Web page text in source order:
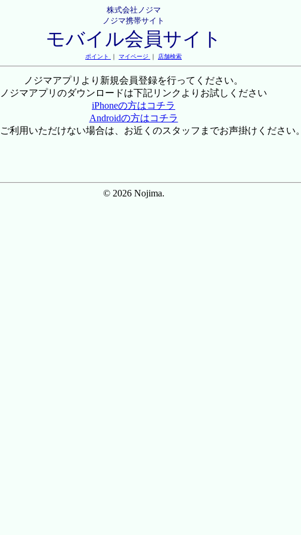
株式会社ノジマ
ノジマ携帯サイト
モバイル会員サイト
ポイント ｜ マイページ ｜ 店舗検索
ノジマアプリより新規会員登録を行ってください。
ノジマアプリのダウンロードは下記リンクよりお試しください
iPhoneの方はコチラ
Androidの方はコチラ
利用いただけない場合は、お近くのスタッフまでお声掛けください。
© 2026 Nojima.